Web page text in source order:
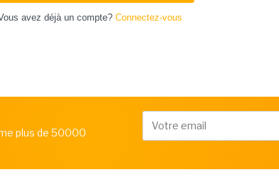
avez déjà un compte? Connectez-vous
plus de 50000